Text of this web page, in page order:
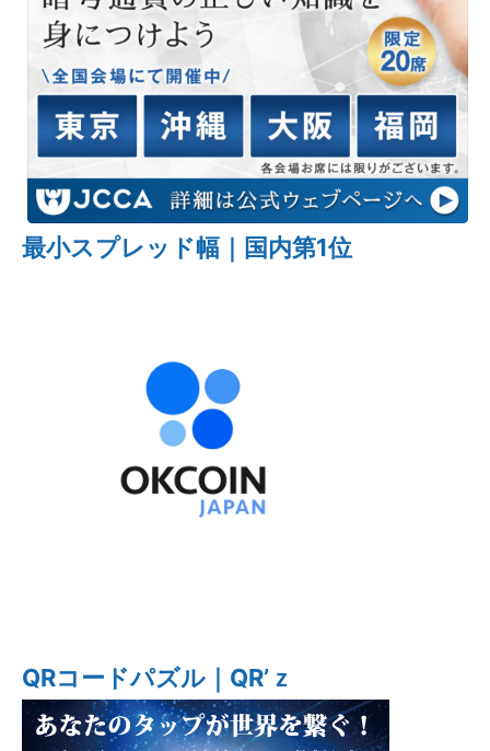
最小スプレッド幅｜国内第1位
QRコードパズル｜QR’ｚ